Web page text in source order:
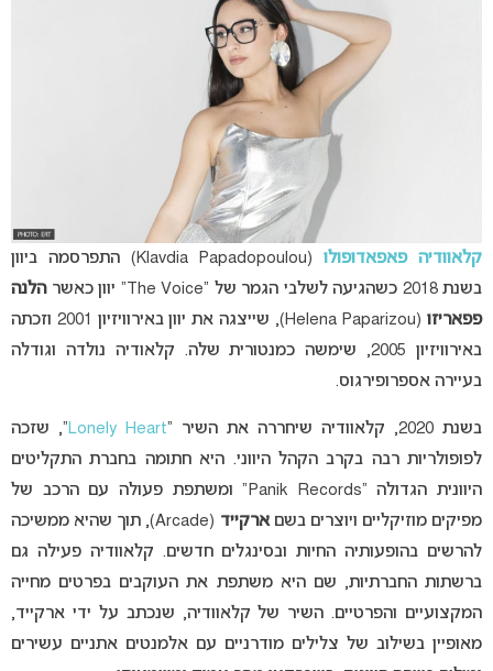
קלאוודיה פאפאדופולו
(Klavdia Papadopoulou) התפרסמה ביוון
בשנת 2018 כשהגיעה לשלבי הגמר של “The Voice” יוון כאשר
הלנה
פפאריזו
(Helena Paparizou), שייצגה את יוון באירוויזיון 2001 וזכתה
באירוויזיון 2005, שימשה כמנטורית שלה. קלאודיה נולדה וגודלה
בעיירה אספרופירגוס.
בשנת 2020, קלאוודיה שיחררה את השיר “ Lonely Heart“, שזכה
לפופולריות רבה בקרב הקהל היווני. היא חתומה בחברת התקליטים
היוונית הגדולה “Panik Records” ומשתפת פעולה עם הרכב של
מפיקים מוזיקליים ויוצרים בשםארקייד
(Arcade), תוך שהיא ממשיכה
להרשים בהופעותיה החיות ובסינגלים חדשים. קלאוודיה פעילה גם
ברשתות החברתיות, שם היא משתפת את העוקבים בפרטים מחייה
המקצועיים והפרטיים. השיר של קלאוודיה, שנכתב על ידי ארקייד,
מאופיין בשילוב של צלילים מודרניים עם אלמנטים אתניים עשירים